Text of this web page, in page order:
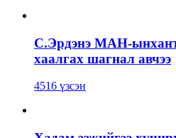
С.Эрдэнэ МАН-
хаалгах шагнал авчээ
4516 үзсэн